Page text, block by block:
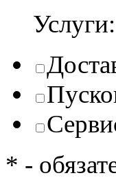
Услуги:
* -